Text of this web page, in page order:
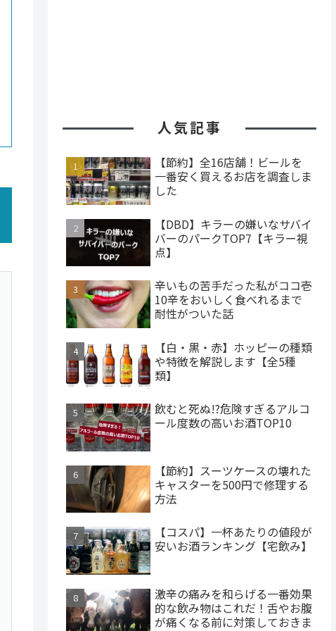
人気記事
【節約】全16店舗！ビールを
一番安く買えるお店を調査しま
した
【DBD】キラーの嫌いなサバイ
バーのパークTOP7【キラー視
点】
辛いもの苦手だった私がココ壱
10辛をおいしく食べれるまで
耐性がついた話
【白・黒・赤】ホッピーの種類
や特徴を解説します【全5種
類】
飲むと死ぬ!?危険すぎるアルコ
ール度数の高いお酒TOP10
【節約】スーツケースの壊れた
キャスターを500円で修理する
方法
【コスパ】一杯あたりの値段が
安いお酒ランキング【宅飲み】
激辛の痛みを和らげる一番効果
的な飲み物はこれだ！舌やお腹
が痛くなる前に対策しておきま